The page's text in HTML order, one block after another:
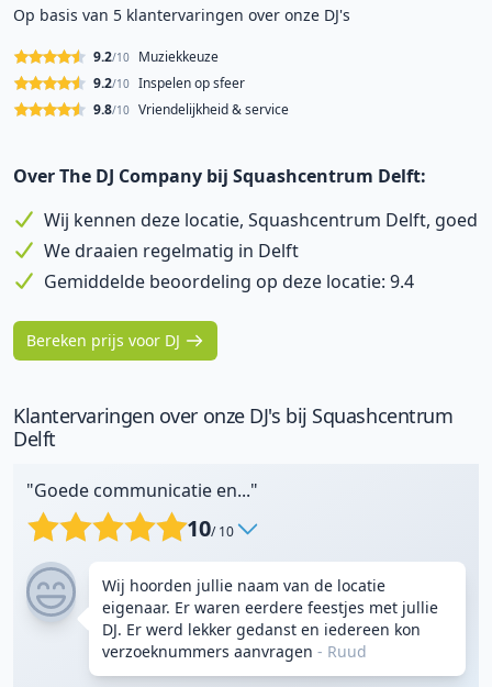
Op basis van 5 klantervaringen over onze DJ's
Muziekkeuze
9.2/10
Inspelen op sfeer
9.2/10
Vriendelijkheid & service
9.8/10
Over The DJ Company bij Squashcentrum Delft:
Wij kennen deze locatie, Squashcentrum Delft, goed
We draaien regelmatig in Delft
Gemiddelde beoordeling op deze locatie: 9.4
Bereken prijs voor DJ
Klantervaringen over onze DJ's bij Squashcentrum
Delft
"Goede communicatie en..."
10/ 10
Wij hoorden jullie naam van de locatie
eigenaar. Er waren eerdere feestjes met jullie
DJ. Er werd lekker gedanst en iedereen kon
verzoeknummers aanvragen - Ruud